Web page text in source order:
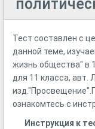
Тест составлен с
данной теме,
жизнь общества" в
для 11 класса, авт.
ознакомтесь с
Инструкция к